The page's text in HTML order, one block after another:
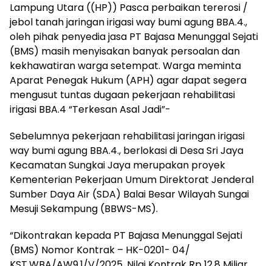
Lampung Utara ((HP)) Pasca perbaikan tererosi /
jebol tanah jaringan irigasi way bumi agung BBA.4.,
oleh pihak penyedia jasa PT Bajasa Menunggal Sejati
(BMS) masih menyisakan banyak persoalan dan
kekhawatiran warga setempat. Warga meminta
Aparat Penegak Hukum (APH) agar dapat segera
mengusut tuntas dugaan pekerjaan rehabilitasi
irigasi BBA.4 “Terkesan Asal Jadi”-
Sebelumnya pekerjaan rehabilitasi jaringan irigasi
way bumi agung BBA.4., berlokasi di Desa Sri Jaya
Kecamatan Sungkai Jaya merupakan proyek
Kementerian Pekerjaan Umum Direktorat Jenderal
Sumber Daya Air (SDA) Balai Besar Wilayah Sungai
Mesuji Sekampung (BBWS-MS).
“Dikontrakan kepada PT Bajasa Menunggal Sejati
(BMS) Nomor Kontrak – HK-0201- 04/